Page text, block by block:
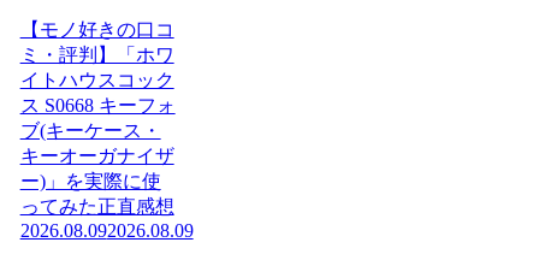
【モノ好きの口コ
ミ・評判】「ホワ
イトハウスコック
ス S0668 キーフォ
ブ(キーケース・
キーオーガナイザ
ー)」を実際に使
ってみた正直感想
2026.08.092026.08.09